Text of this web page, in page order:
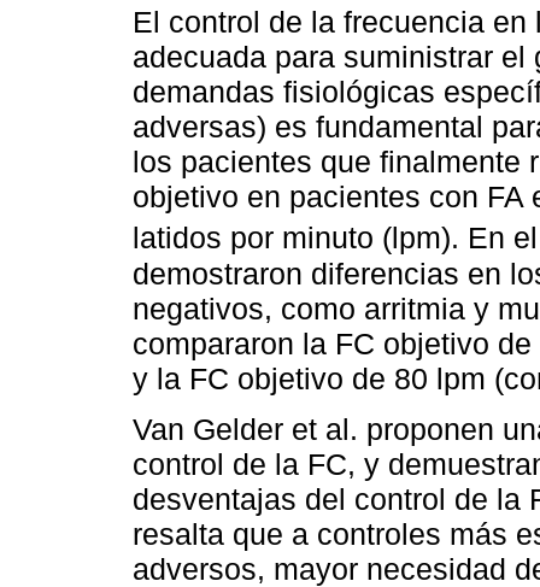
El control de la frecuencia
adecuada para suministrar
demandas fisiológicas
adversas) es fundamental
los pacientes que finalmente
objetivo en pacientes con FA
latidos por minuto (lpm). En
demostraron diferencias en
negativos, como arritmia y
compararon la FC objetivo
y la FC objetivo de 80 lpm
Van Gelder et al. proponen
control de la FC, y
desventajas del control de la
resalta que a controles más
adversos, mayor necesidad